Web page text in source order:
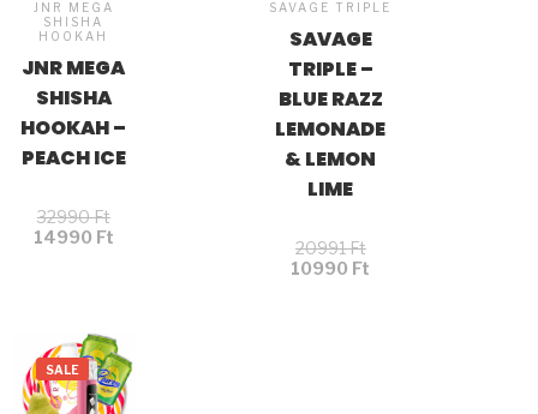
JNR MEGA
SHISHA
HOOKAH
JNR MEGA
SHISHA
HOOKAH –
PEACH ICE
32990Ft
14990 Ft
SAVAGE TRIPLE
SAVAGE
TRIPLE –
BLUE RAZZ
LEMONADE
& LEMON
LIME
20991Ft
10990 Ft
SALE